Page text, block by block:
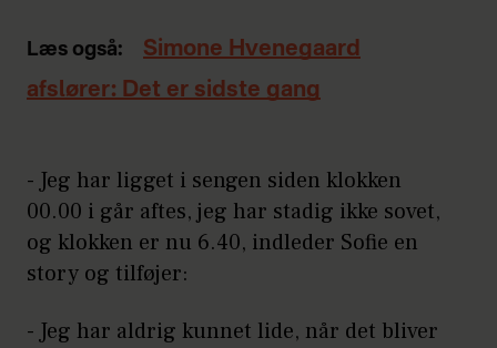
Læs også:
Simone Hvenegaard
afslører: Det er sidste gang
- Jeg har ligget i sengen siden klokken
00.00 i går aftes, jeg har stadig ikke sovet,
og klokken er nu 6.40, indleder Sofie en
story og tilføjer:
- Jeg har aldrig kunnet lide, når det bliver